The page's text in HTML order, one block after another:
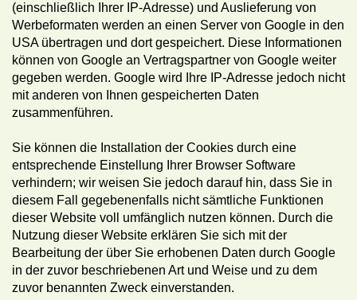
(einschließlich Ihrer IP-Adresse) und Auslieferung von
Werbeformaten werden an einen Server von Google in den
USA übertragen und dort gespeichert. Diese Informationen
können von Google an Vertragspartner von Google weiter
gegeben werden. Google wird Ihre IP-Adresse jedoch nicht
mit anderen von Ihnen gespeicherten Daten
zusammenführen.
Sie können die Installation der Cookies durch eine
entsprechende Einstellung Ihrer Browser Software
verhindern; wir weisen Sie jedoch darauf hin, dass Sie in
diesem Fall gegebenenfalls nicht sämtliche Funktionen
dieser Website voll umfänglich nutzen können. Durch die
Nutzung dieser Website erklären Sie sich mit der
Bearbeitung der über Sie erhobenen Daten durch Google
in der zuvor beschriebenen Art und Weise und zu dem
zuvor benannten Zweck einverstanden.